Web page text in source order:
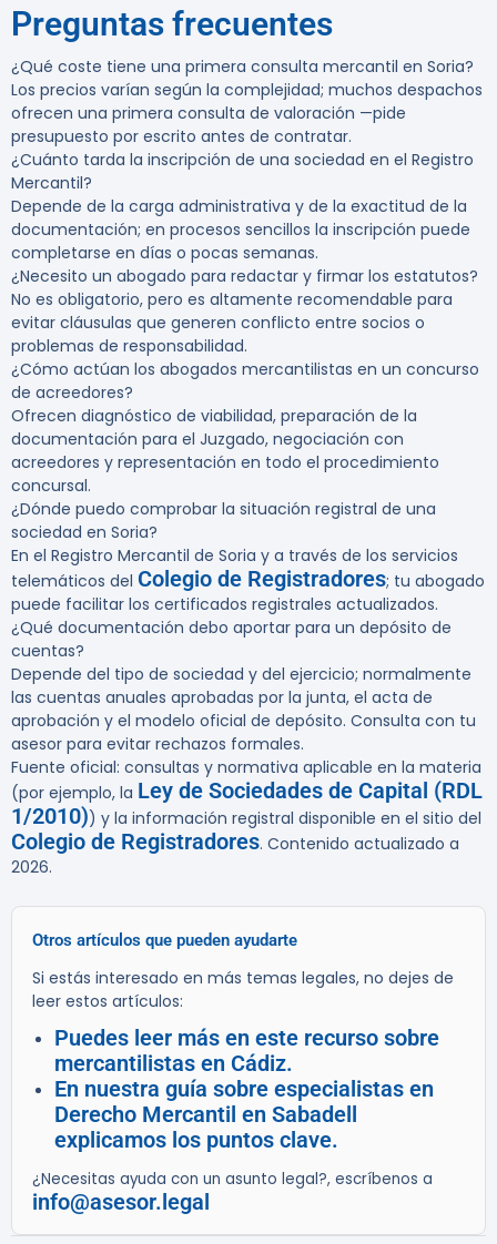
Preguntas frecuentes
¿Qué coste tiene una primera consulta mercantil en Soria?
Los precios varían según la complejidad; muchos despachos
ofrecen una primera consulta de valoración —pide
presupuesto por escrito antes de contratar.
¿Cuánto tarda la inscripción de una sociedad en el Registro
Mercantil?
Depende de la carga administrativa y de la exactitud de la
documentación; en procesos sencillos la inscripción puede
completarse en días o pocas semanas.
¿Necesito un abogado para redactar y firmar los estatutos?
No es obligatorio, pero es altamente recomendable para
evitar cláusulas que generen conflicto entre socios o
problemas de responsabilidad.
¿Cómo actúan los abogados mercantilistas en un concurso
de acreedores?
Ofrecen diagnóstico de viabilidad, preparación de la
documentación para el Juzgado, negociación con
acreedores y representación en todo el procedimiento
concursal.
¿Dónde puedo comprobar la situación registral de una
sociedad en Soria?
En el Registro Mercantil de Soria y a través de los servicios
telemáticos del Colegio de Registradores; tu abogado
puede facilitar los certificados registrales actualizados.
¿Qué documentación debo aportar para un depósito de
cuentas?
Depende del tipo de sociedad y del ejercicio; normalmente
las cuentas anuales aprobadas por la junta, el acta de
aprobación y el modelo oficial de depósito. Consulta con tu
asesor para evitar rechazos formales.
Fuente oficial: consultas y normativa aplicable en la materia
(por ejemplo, la Ley de Sociedades de Capital (RDL
1/2010)) y la información registral disponible en el sitio del
Colegio de Registradores. Contenido actualizado a
2026.
Otros artículos que pueden ayudarte
Si estás interesado en más temas legales, no dejes de
leer estos artículos:
Puedes leer más en este recurso sobre
mercantilistas en Cádiz.
En nuestra guía sobre especialistas en
Derecho Mercantil en Sabadell
explicamos los puntos clave.
¿Necesitas ayuda con un asunto legal?, escríbenos a
info@asesor.legal